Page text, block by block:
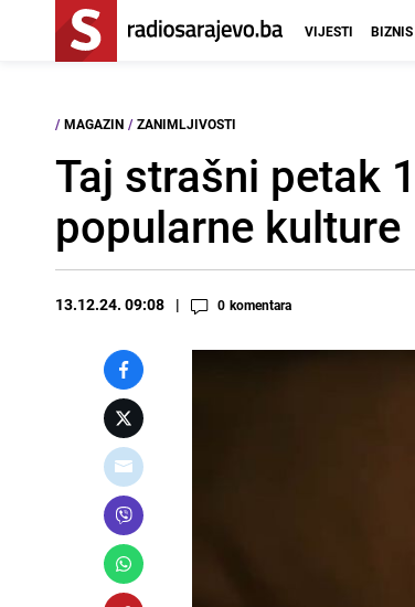
VIJESTI BIZNIS
/ MAGAZIN / ZANIMLJIVOSTI
Taj strašni petak
popularne kulture
13.12.24. 09:08 0 komentara